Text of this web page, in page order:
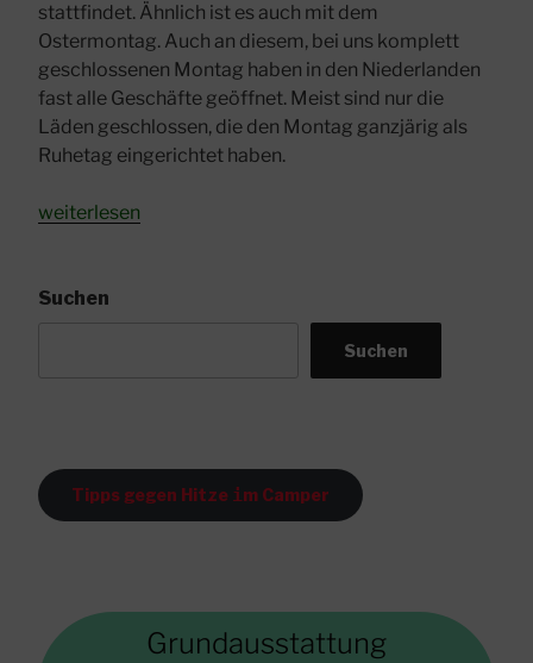
stattfindet. Ähnlich ist es auch mit dem
Ostermontag. Auch an diesem, bei uns komplett
geschlossenen Montag haben in den Niederlanden
fast alle Geschäfte geöffnet. Meist sind nur die
Läden geschlossen, die den Montag ganzjärig als
Ruhetag eingerichtet haben.
„Stellplatz
weiterlesen
Suchen
Suchen
Tipps gegen Hitze im Camper
Grundausstattung